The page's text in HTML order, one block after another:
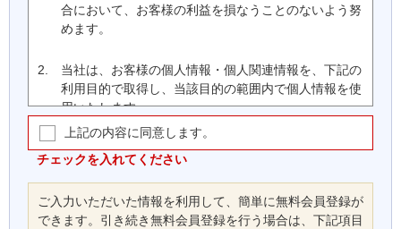
合において、お客様の利益を損なうことのないよう努
めます。
2.
当社は、お客様の個人情報・個人関連情報を、下記の
利用目的で取得し、当該目的の範囲内で個人情報を使
用いたします。
(1)
お客様の会員登録、ご注文・支払いの処理、商
品の配送、取引履歴管理、当社ウェブサイト・
の提供、維持、保護及び改善のため
(2)
お客様に対する、郵送、ファクシミリまたは電
上記の内容に同意します。
チェックを入れてください
ご入力いただいた情報を利用して、簡単に無料会員登録が
できます。引き続き無料会員登録を行う場合は、下記項目